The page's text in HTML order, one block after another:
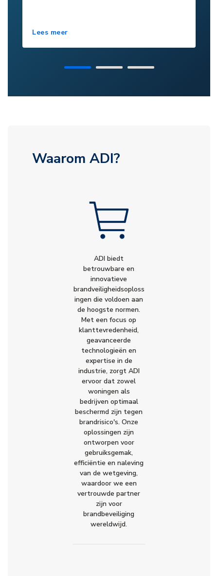
Lees meer
Waarom ADI?
ADI biedt
betrouwbare en
innovatieve
brandveiligheidsoploss
ingen die voldoen aan
de hoogste normen.
Met een focus op
klanttevredenheid,
geavanceerde
technologieën en
expertise in de
industrie, zorgt ADI
ervoor dat zowel
woningen als
bedrijven optimaal
beschermd zijn tegen
brandrisico's. Onze
oplossingen zijn
ontworpen voor
gebruiksgemak,
efficiëntie en naleving
van de wetgeving,
waardoor we een
vertrouwde partner
zijn voor
brandbeveiliging
wereldwijd.